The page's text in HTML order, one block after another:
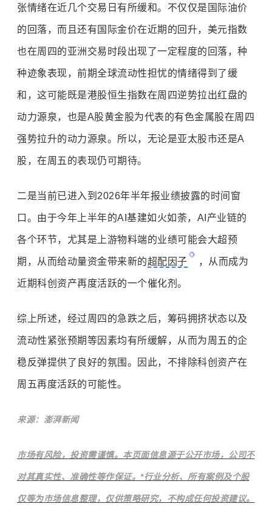
张情绪在近几个交易日有所缓和。不仅仅是国际油价
的回落，而且还有国际金价在近期的回升，美元指数
也在周四的亚洲交易时段出现了一定程度的回落，种
种迹象表现，前期全球流动性担忧的情绪得到了缓
和，这可能既是港股恒生指数在周四逆势拉出红盘的
动力源泉，也是A股黄金股为代表的有色金属股在周四
强势拉升的动力源泉。所以，无论是亚太股市还是A
股，在周五的表现仍可期待。
二是当前已进入到2026年半年报业绩披露的时间窗
口。由于今年上半年的AI基建如火如荼，AI产业链的
各个环节，尤其是上游物料端的业绩可能会大超预
期，从而给动量资金带来新的超配因子 ，从而成为
近期科创资产再度活跃的一个催化剂。
综上所述，经过周四的急跌之后，筹码拥挤状态以及
流动性紧张预期等因素均有所缓解，从而为周五的企
稳反弹提供了良好的氛围。因此，不排除科创资产在
周五再度活跃的可能性。
来源：澎湃新闻
市场有风险，投资需谨慎。本页面信息源于公开市场，公司不
对其真实性、准确性等作保证。*行业分析、所有案例及个股
仅等为市场信息整理，仅供策略研究，不构成任何投资建议。